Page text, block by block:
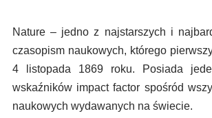
Nature – jedno z najstarszych i
czasopism naukowych, którego
4 listopada 1869 roku. Posiada
wskaźników impact factor spośród
naukowych wydawanych na świecie.